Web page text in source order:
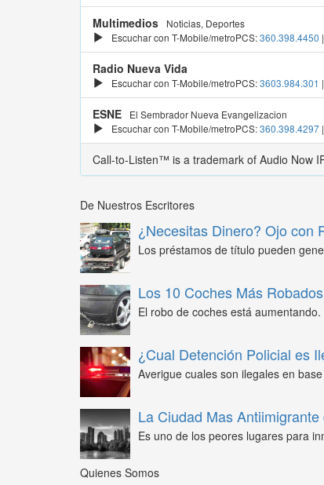
Multimedios
Noticias, Deportes
Escuchar con T-Mobile/metroPCS:360.398.4450
Radio Nueva Vida
Escuchar con T-Mobile/metroPCS:3603.984.301
ESNE
El Sembrador Nueva Evangelizacion
Escuchar con T-Mobile/metroPCS:360.398.4297
Call-to-Listen™ is a trademark of Audio Now
De Nuestros Escritores
¿Necesitas Dinero? Ojo con
Los préstamos de título pueden
Los 10 Coches Más
El robo de coches está
¿Cual Detención Policial es
Averigue cuales son ilegales en
La Ciudad Mas Antiimigrante
Es uno de los peores lugares para
Quienes Somos